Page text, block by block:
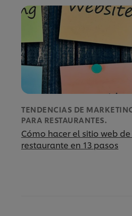
TENDENCIAS DE
PARA RESTAURANTES.
Cómo hacer el sitio web
restaurante en 13 pasos